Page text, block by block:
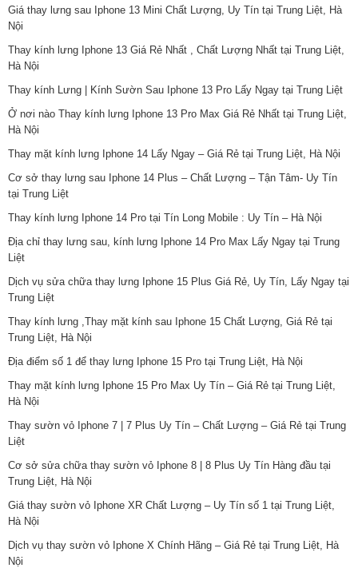
Giá thay lưng sau Iphone 13 Mini Chất Lượng, Uy Tín tại Trung Liệt, Hà
Nội
Thay kính lưng Iphone 13 Giá Rẻ Nhất , Chất Lượng Nhất tại Trung Liệt,
Hà Nội
Thay kính Lưng | Kính Sườn Sau Iphone 13 Pro Lấy Ngay tại Trung Liệt
Ở nơi nào Thay kính lưng Iphone 13 Pro Max Giá Rẻ Nhất tại Trung Liệt,
Hà Nội
Thay mặt kính lưng Iphone 14 Lấy Ngay – Giá Rẻ tại Trung Liệt, Hà Nội
Cơ sở thay lưng sau Iphone 14 Plus – Chất Lượng – Tận Tâm- Uy Tín
tại Trung Liệt
Thay kính lưng Iphone 14 Pro tại Tín Long Mobile : Uy Tín – Hà Nội
Địa chỉ thay lưng sau, kính lưng Iphone 14 Pro Max Lấy Ngay tại Trung
Liệt
Dịch vụ sửa chữa thay lưng Iphone 15 Plus Giá Rẻ, Uy Tín, Lấy Ngay tại
Trung Liệt
Thay kính lưng ,Thay mặt kính sau Iphone 15 Chất Lượng, Giá Rẻ tại
Trung Liệt, Hà Nội
Địa điểm số 1 để thay lưng Iphone 15 Pro tại Trung Liệt, Hà Nội
Thay mặt kính lưng Iphone 15 Pro Max Uy Tín – Giá Rẻ tại Trung Liệt,
Hà Nội
Thay sườn vỏ Iphone 7 | 7 Plus Uy Tín – Chất Lượng – Giá Rẻ tại Trung
Liệt
Cơ sở sửa chữa thay sườn vỏ Iphone 8 | 8 Plus Uy Tín Hàng đầu tại
Trung Liệt, Hà Nội
Giá thay sườn vỏ Iphone XR Chất Lượng – Uy Tín số 1 tại Trung Liệt,
Hà Nội
Dịch vụ thay sườn vỏ Iphone X Chính Hãng – Giá Rẻ tại Trung Liệt, Hà
Nội